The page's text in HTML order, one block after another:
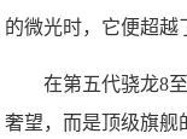
的微光时，它便超越
在第五代骁龙8
奢望，而是顶级旗舰